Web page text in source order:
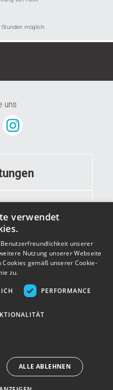
Stunden möglich
uns
verwendet
unserer
Nutzung unserer Webseite
gemäß unserer Cookie-
zu.
PERFORMANCE
ALLE ABLEHNEN